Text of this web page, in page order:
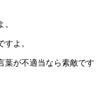
よ。
葉が不適当なら素敵です